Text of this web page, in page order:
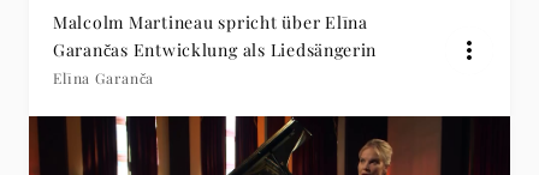
Malcolm Martineau spricht über Elīna
Garančas Entwicklung als Liedsängerin
Elīna Garanča